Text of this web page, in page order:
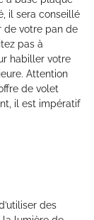
il sera conseillé
de votre pan de
pas à
habiller votre
Attention
de volet
il est impératif
des